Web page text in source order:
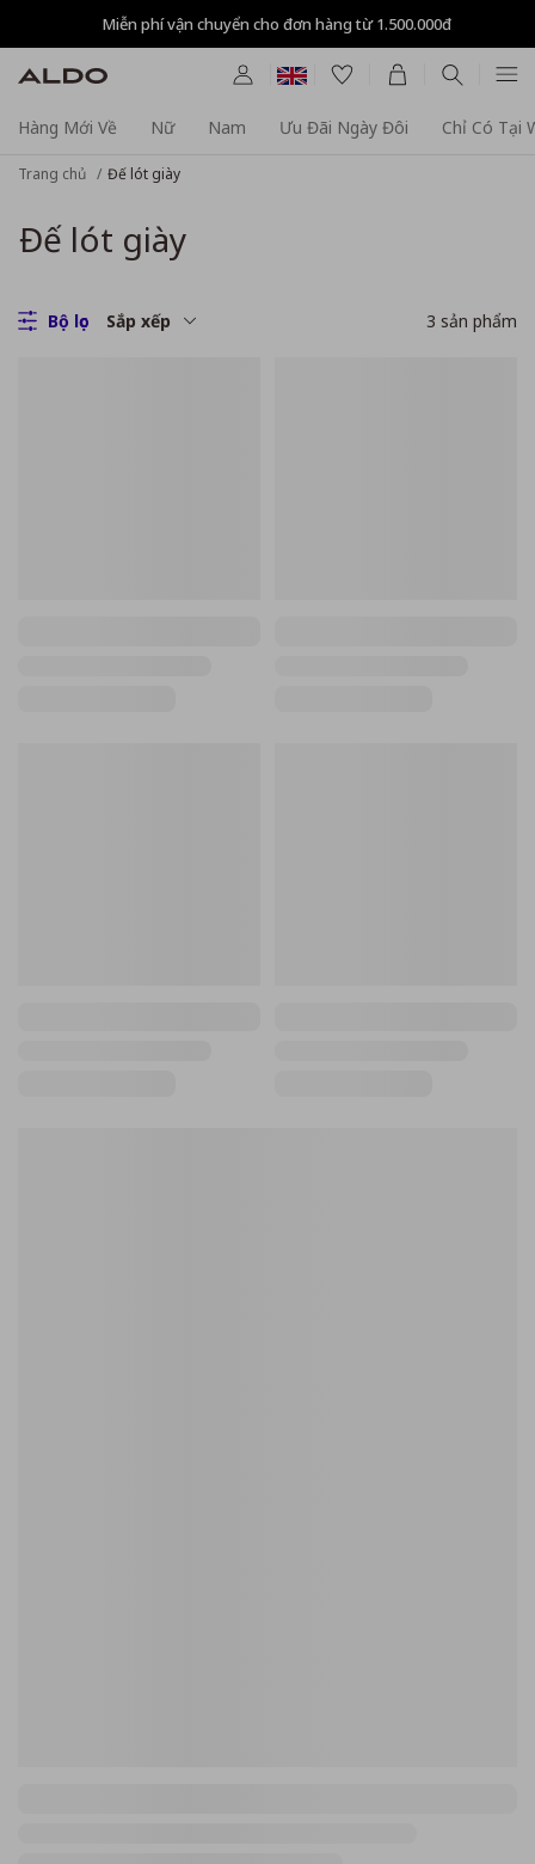
Miễn phí vận chuyển cho đơn hàng từ 1.500.000đ
Hàng Mới Về Nữ Nam Ưu Đãi Ngày Đôi Chỉ Có Tại
Trang chủ Đế lót giày
Đế lót giày
Bộ lọc Sắp xếp 3 sản phẩm